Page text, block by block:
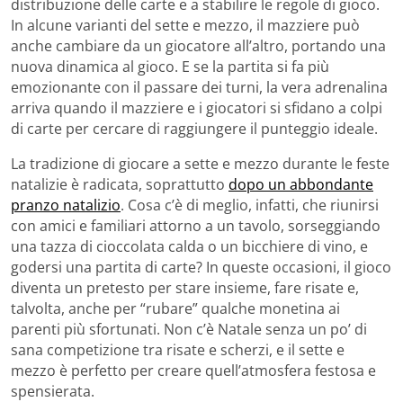
distribuzione delle carte e a stabilire le regole di gioco.
In alcune varianti del sette e mezzo, il mazziere può
anche cambiare da un giocatore all’altro, portando una
nuova dinamica al gioco. E se la partita si fa più
emozionante con il passare dei turni, la vera adrenalina
arriva quando il mazziere e i giocatori si sfidano a colpi
di carte per cercare di raggiungere il punteggio ideale.
La tradizione di giocare a sette e mezzo durante le feste
natalizie è radicata, soprattutto dopo un abbondante
pranzo natalizio. Cosa c’è di meglio, infatti, che riunirsi
con amici e familiari attorno a un tavolo, sorseggiando
una tazza di cioccolata calda o un bicchiere di vino, e
godersi una partita di carte? In queste occasioni, il gioco
diventa un pretesto per stare insieme, fare risate e,
talvolta, anche per “rubare” qualche monetina ai
parenti più sfortunati. Non c’è Natale senza un po’ di
sana competizione tra risate e scherzi, e il sette e
mezzo è perfetto per creare quell’atmosfera festosa e
spensierata.